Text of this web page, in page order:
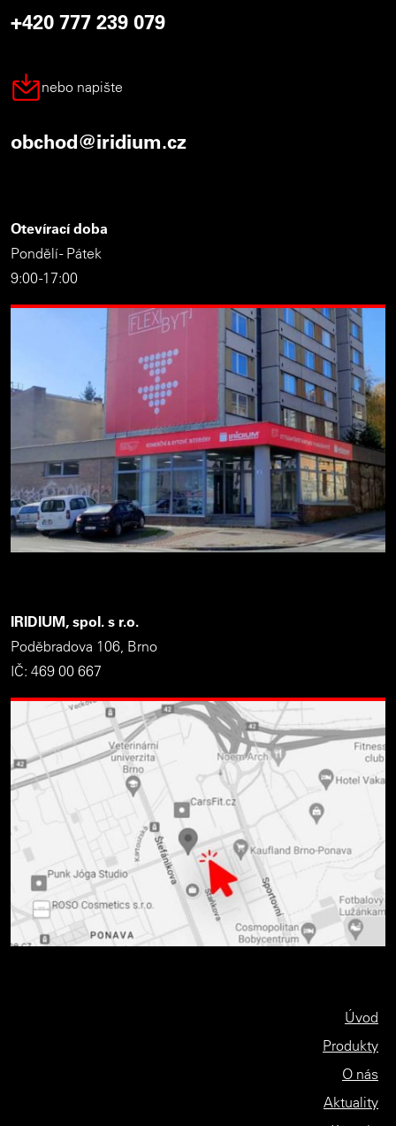
+420 777 239 079
nebo napište
obchod@iridium.cz
Otevírací doba
Pondělí - Pátek
9:00 -17:00
IRIDIUM, spol. s r.o.
Poděbradova 106, Brno
IČ: 469 00 667
Úvod
Produkty
O nás
Aktuality